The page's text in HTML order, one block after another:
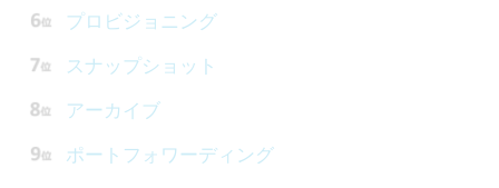
プロビジョニング
スナップショット
アーカイブ
ポートフォワーディング